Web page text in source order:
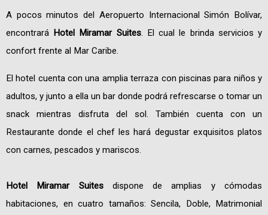
A pocos minutos del Aeropuerto Internacional Simón Bolívar,
encontrará Hotel Miramar Suites. El cual le brinda servicios y
confort frente al Mar Caribe.
El hotel cuenta con una amplia terraza con piscinas para niños y
adultos, y junto a ella un bar donde podrá refrescarse o tomar un
snack mientras disfruta del sol. También cuenta con un
Restaurante donde el chef les hará degustar exquisitos platos
con carnes, pescados y mariscos.
Hotel Miramar Suitesdispone de amplias y cómodas
habitaciones, en cuatro tamaños: Sencila, Doble, Matrimonial